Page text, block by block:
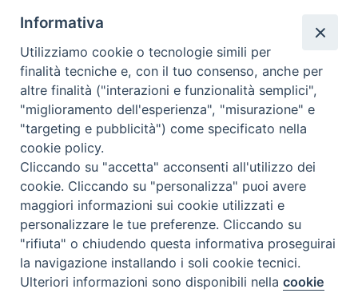
Apertura Anno
Giubilare 2025
Mariae in Diocesi
Tutte le gallery
CONTATTI:
LUCERA: Piazza Duomo, 13 - 71036 Lucera (FG) − tel.
Vescovo: tel/fax 0881/522244 - e-mail:
vescovo@diocesiluceratroia.it
: Piazza Episcopio - 71029 Troia (FG) − tel. 0881/977051
Preferenze Cookie
Informativa
Utilizziamo cookie o tecnologie simili per
finalità tecniche e, con il tuo consenso, anche per
altre finalità ("interazioni e funzionalità semplici",
"miglioramento dell'esperienza", "misurazione" e
"targeting e pubblicità") come specificato nella
cookie policy.
Cliccando su "accetta" acconsenti all'utilizzo dei
cookie. Cliccando su "personalizza" puoi avere
maggiori informazioni sui cookie utilizzati e
personalizzare le tue preferenze. Cliccando su
"rifiuta" o chiudendo questa informativa proseguirai
la navigazione installando i soli cookie tecnici.
Ulteriori informazioni sono disponibili nellacookie